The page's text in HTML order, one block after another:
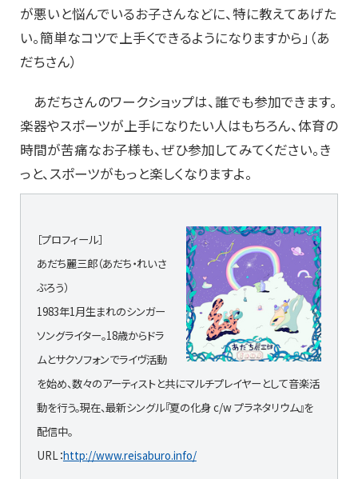
が悪いと悩んでいるお子さんなどに、特に教えてあげた
い。簡単なコツで上手くできるようになりますから」（あ
だちさん）
あだちさんのワークショップは、誰でも参加できます。
楽器やスポーツが上手になりたい人はもちろん、体育の
時間が苦痛なお子様も、ぜひ参加してみてください。き
っと、スポーツがもっと楽しくなりますよ。
［プロフィール］
あだち麗三郎（あだち・れいさ
ぶろう）
1983年1月生まれのシンガー
ソングライター。18歳からドラ
ムとサクソフォンでライヴ活動
を始め、数々のアーティストと共にマルチプレイヤーとして音楽活
動を行う。現在、最新シングル『夏の化身 c/w プラネタリウム』を
配信中。
URL：http://www.reisaburo.info/